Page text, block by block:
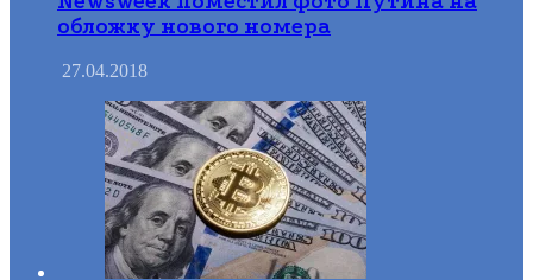
обложку нового номера
27.04.2018